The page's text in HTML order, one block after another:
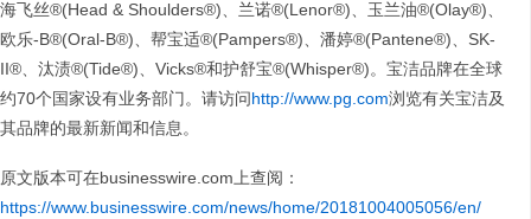
海飞丝®(Head & Shoulders®)、兰诺®(Lenor®)、玉兰油®(Olay®)、
欧乐-B®(Oral-B®)、帮宝适®(Pampers®)、潘婷®(Pantene®)、SK-
II®、汰渍®(Tide®)、Vicks®和护舒宝®(Whisper®)。宝洁品牌在全球
约70个国家设有业务部门。请访问http://www.pg.com浏览有关宝洁及
其品牌的最新新闻和信息。
原文版本可在businesswire.com上查阅：
https://www.businesswire.com/news/home/20181004005056/en/